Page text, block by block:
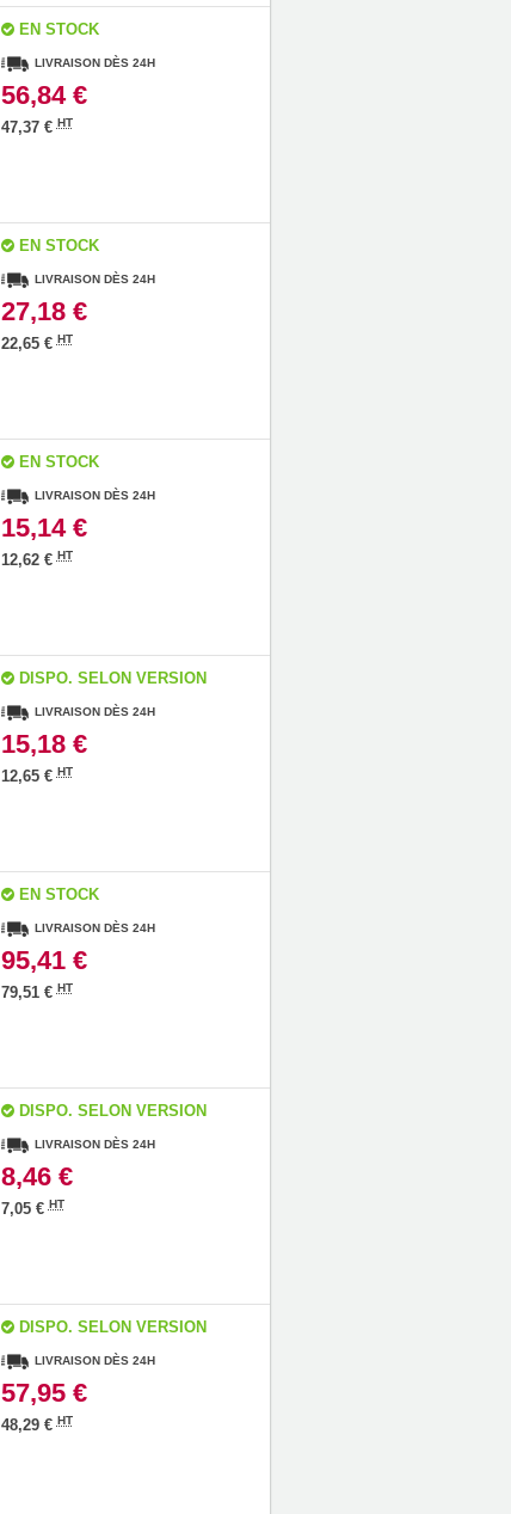
EN STOCK
LIVRAISON DÈS 24H
56,84 €
47,37 €HT
EN STOCK
LIVRAISON DÈS 24H
27,18 €
22,65 €HT
EN STOCK
LIVRAISON DÈS 24H
15,14 €
12,62 €HT
DISPO. SELON VERSION
LIVRAISON DÈS 24H
15,18 €
12,65 €HT
EN STOCK
LIVRAISON DÈS 24H
95,41 €
79,51 €HT
DISPO. SELON VERSION
LIVRAISON DÈS 24H
8,46 €
7,05 €HT
DISPO. SELON VERSION
LIVRAISON DÈS 24H
57,95 €
48,29 €HT